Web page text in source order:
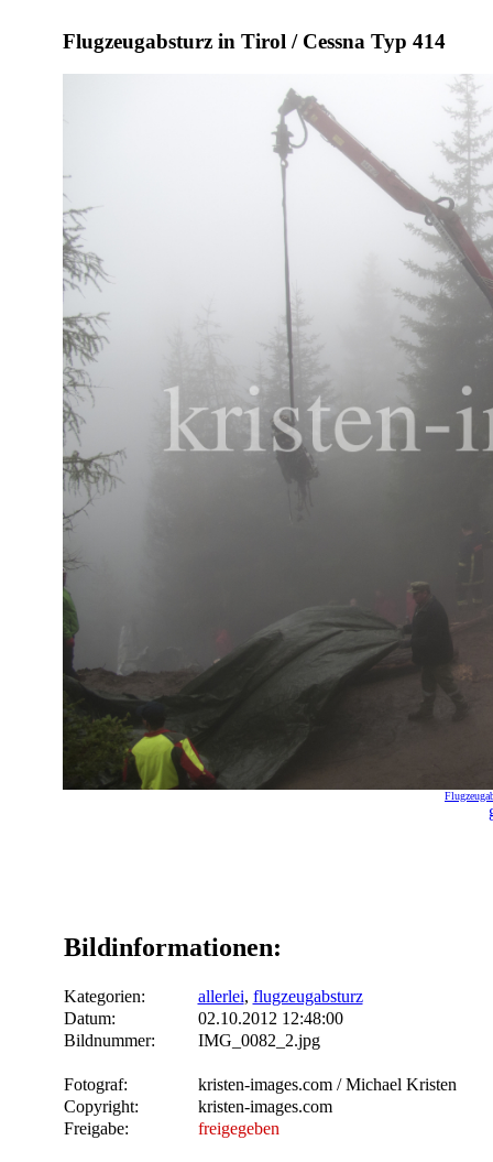
Flugzeugabsturz in Tirol / Cessna Typ 414
Bildinformationen:
Kategorien: allerlei, flugzeugabsturz
Datum:
02.10.2012 12:48:00
Bildnummer:
IMG_0082_2.jpg
Fotograf:
kristen-images.com / Michael Kristen
Copyright:
kristen-images.com
Freigabe:
freigegeben